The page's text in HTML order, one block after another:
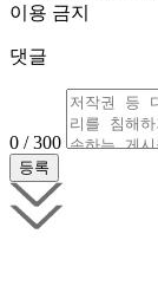
이용 금지
댓글
0 / 300